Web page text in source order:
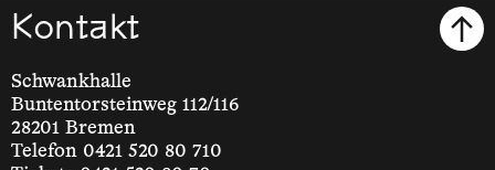
Kontakt
Schwankhalle
Buntentorsteinweg 112/116
28201 Bremen
Telefon 0421 520 80 710